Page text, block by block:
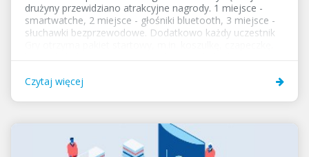
drużyny przewidziano atrakcyjne nagrody. 1 miejsce -
smartwatche, 2 miejsce - głośniki bluetooth, 3 miejsce -
słuchawki bezprzewodowe. Dodatkowo każdy uczestnik
sierpnia. Start Gry godz. 13:00. Gwarantujemy dobrą
Czytaj więcej